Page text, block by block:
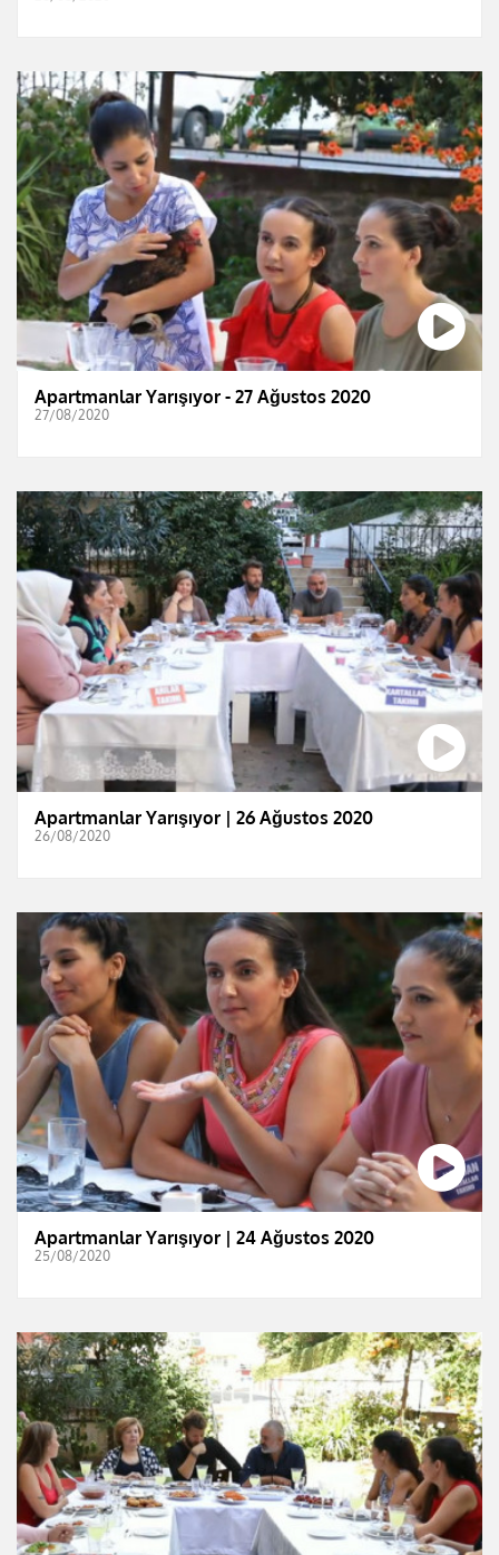
Apartmanlar Yarışıyor - 27 Ağustos 2020
27/08/2020
Apartmanlar Yarışıyor | 26 Ağustos 2020
26/08/2020
Apartmanlar Yarışıyor | 24 Ağustos 2020
25/08/2020